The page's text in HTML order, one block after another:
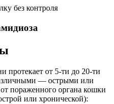
без контроля
протекает от 5-ти до 20-ти
— острыми или
пораженного органа кошки
или хронической):